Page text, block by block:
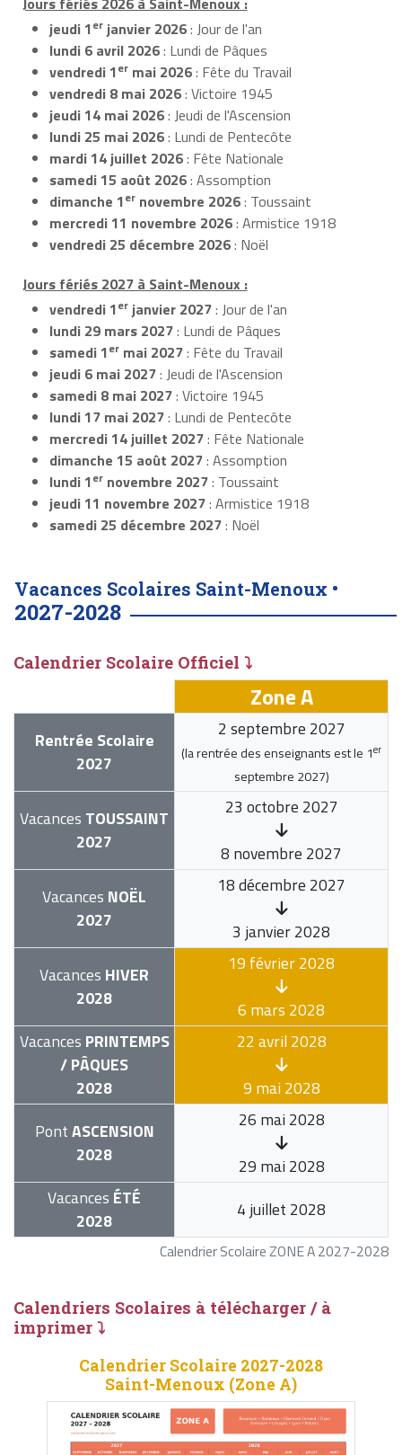
jeudi 1er janvier 2026: Jour de l'an
lundi 6 avril 2026: Lundi de Pâques
vendredi 1er mai 2026: Fête du Travail
vendredi 8 mai 2026: Victoire 1945
jeudi 14 mai 2026: Jeudi de l'Ascension
lundi 25 mai 2026: Lundi de Pentecôte
mardi 14 juillet 2026: Fête Nationale
samedi 15 août 2026: Assomption
dimanche 1er novembre 2026: Toussaint
mercredi 11 novembre 2026: Armistice 1918
vendredi 25 décembre 2026: Noël
Jours fériés 2027 à Saint-Menoux :
vendredi 1er janvier 2027: Jour de l'an
lundi 29 mars 2027: Lundi de Pâques
samedi 1er mai 2027: Fête du Travail
jeudi 6 mai 2027: Jeudi de l'Ascension
samedi 8 mai 2027: Victoire 1945
lundi 17 mai 2027: Lundi de Pentecôte
mercredi 14 juillet 2027: Fête Nationale
dimanche 15 août 2027: Assomption
lundi 1er novembre 2027: Toussaint
jeudi 11 novembre 2027: Armistice 1918
samedi 25 décembre 2027: Noël
Vacances Scolaires Saint-Menoux •
2027-2028
Calendrier Scolaire Officiel ⤵
Calendrier Scolaire ZONE A 2027-2028
Zone A
Rentrée Scolaire
2027
2 septembre 2027
(la rentrée des enseignants est le 1er
septembre 2027)
Vacances TOUSSAINT
2027
23 octobre 2027
8 novembre 2027
Vacances NOËL
2027
18 décembre 2027
3 janvier 2028
Vacances HIVER
2028
19 février 2028
6 mars 2028
Vacances PRINTEMPS
/ PÂQUES
2028
22 avril 2028
9 mai 2028
PontASCENSION
2028
26 mai 2028
29 mai 2028
Vacances ÉTÉ
2028
4 juillet 2028
Calendriers Scolaires à télécharger / à
imprimer ⤵
Calendrier Scolaire 2027-2028
Saint-Menoux (Zone A)